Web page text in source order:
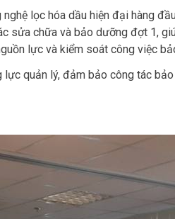
lọc hóa dầu hiện đại hàng
sửa chữa và bảo dưỡng đợt 1,
lực và kiểm soát công việc
quản lý, đảm bảo công tác